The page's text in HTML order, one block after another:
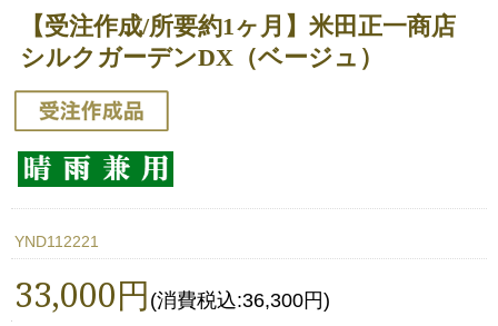
【受注作成/所要約1ヶ月】米田正一商店
シルクガーデンDX（ベージュ）
YND112221
33,000円 (消費税込:36,300円)